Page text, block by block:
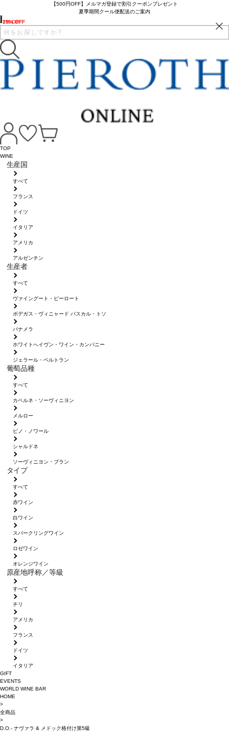
【500円OFF】メルマガ登録で割引クーポンプレゼント
夏季期間クール便配送のご案内
TOP
WINE
生産国
すべて
フランス
ドイツ
イタリア
アメリカ
アルゼンチン
生産者
すべて
ヴァイングート・ピーロート
ボデガス・ヴィニャード パスカル・トソ
パナメラ
ホワイトへイヴン・ワイン・カンパニー
ジェラール・ベルトラン
葡萄品種
すべて
カベルネ・ソーヴィニヨン
メルロー
ピノ・ノワール
シャルドネ
ソーヴィニヨン・ブラン
タイプ
すべて
赤ワイン
白ワイン
スパークリングワイン
ロゼワイン
オレンジワイン
原産地呼称／等級
すべて
チリ
アメリカ
フランス
ドイツ
イタリア
GIFT
EVENTS
WORLD WINE BAR
HOME
>
全商品
>
D.O.- ナヴァラ &
メドック格付け第5級
2% OFF
10% OFF
15% OFF